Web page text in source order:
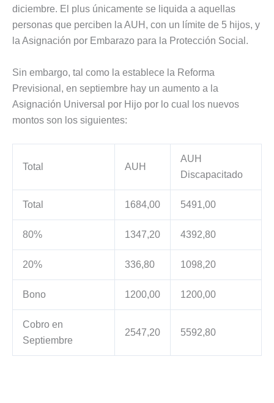
diciembre. El plus únicamente se liquida a aquellas
personas que perciben la AUH, con un límite de 5 hijos, y
la Asignación por Embarazo para la Protección Social.
Sin embargo, tal como la establece la Reforma
Previsional, en septiembre hay un aumento a la
Asignación Universal por Hijo por lo cual los nuevos
montos son los siguientes:
Total AUH
AUH
Discapacitado
Total 1684,00 5491,00
80% 1347,20 4392,80
20% 336,80 1098,20
Bono 1200,00 1200,00
Cobro en
Septiembre
2547,20 5592,80